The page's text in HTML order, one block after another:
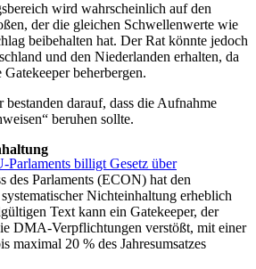
wird wahrscheinlich auf den
der die gleichen Schwellenwerte wie
beibehalten hat. Der Rat könnte jedoch
und den Niederlanden erhalten, da
beherbergen.
darauf, dass die Aufnahme
beruhen sollte.
Parlaments billigt Gesetz über
des Parlaments (ECON) hat den
Nichteinhaltung erheblich
Text kann ein Gatekeeper, der
DMA-Verpflichtungen verstößt, mit einer
maximal 20 % des Jahresumsatzes